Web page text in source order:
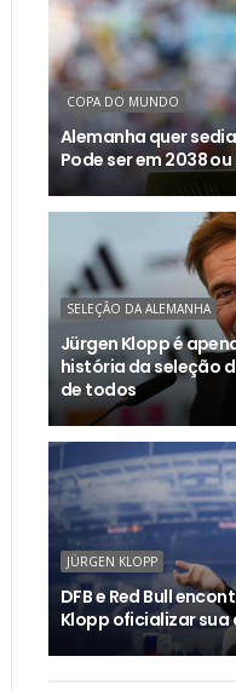
COPA DO MUNDO
Alemanha quer
Pode ser em 2038
SELEÇÃO DA ALEMANHA
Jürgen Klopp é
história da seleção
de todos
JÜRGEN KLOPP
DFB e Red Bull
Klopp oficializar